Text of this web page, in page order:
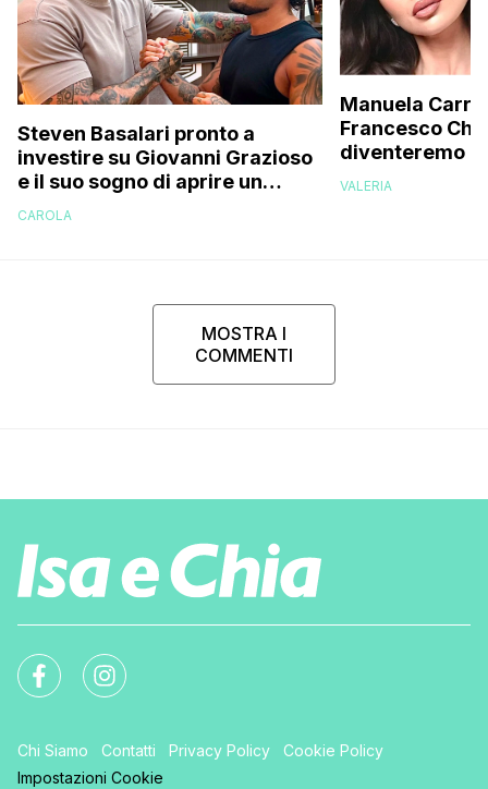
Steven Basalari pronto a
investire su Giovanni Grazioso
e il suo sogno di aprire un
locale: l’appello dell’ex
CAROLA
Manuela
Francesco
diventeremo
avanzata,
VALERIA
MOSTRA I
COMMENTI
Chi Siamo Contatti Privacy Policy
Cookie Policy
Impostazioni Cookie